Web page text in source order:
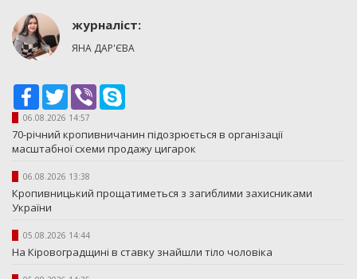
журналіст:
ЯНА ДАР'ЄВА
Facebook
TwitterViber
06.08.2026 14:57
70-річний кропивничанин підозрюється в організації
масштабної схеми продажу цигарок
06.08.2026 13:38
Кропивницький прощатиметься з загиблими захисниками
України
05.08.2026 14:44
На Кіровоградщині в ставку знайшли тіло чоловіка